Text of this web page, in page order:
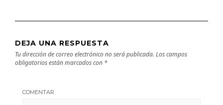
DEJA UNA RESPUESTA
Tu dirección de correo electrónico no será publicada. Los campos
obligatorios están marcados con *
COMENTAR